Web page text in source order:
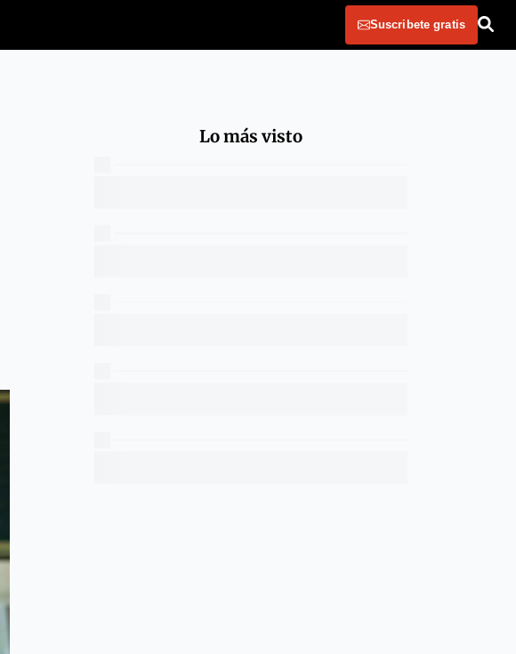
Suscribete gratis
Lo más visto